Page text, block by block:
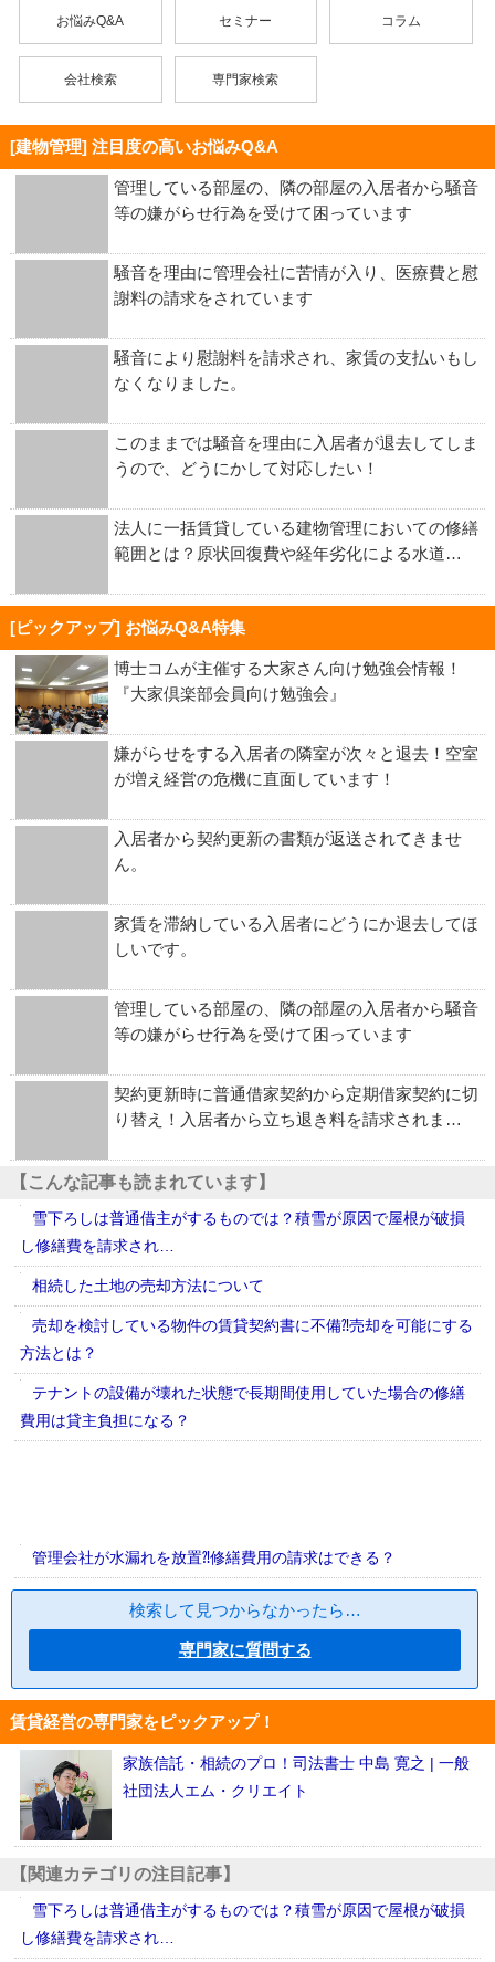
お悩みQ&A セミナー コラム
会社検索 専門家検索
[建物管理] 注目度の高いお悩みQ&A
管理している部屋の、隣の部屋の入居者から騒音
等の嫌がらせ行為を受けて困っています
騒音を理由に管理会社に苦情が入り、医療費と慰
謝料の請求をされています
騒音により慰謝料を請求され、家賃の支払いもし
なくなりました。
このままでは騒音を理由に入居者が退去してしま
うので、どうにかして対応したい！
法人に一括賃貸している建物管理においての修繕
範囲とは？原状回復費や経年劣化による水道…
[ピックアップ] お悩みQ&A特集
博士コムが主催する大家さん向け勉強会情報！
『大家倶楽部会員向け勉強会』
嫌がらせをする入居者の隣室が次々と退去！空室
が増え経営の危機に直面しています！
入居者から契約更新の書類が返送されてきませ
ん。
家賃を滞納している入居者にどうにか退去してほ
しいです。
管理している部屋の、隣の部屋の入居者から騒音
等の嫌がらせ行為を受けて困っています
契約更新時に普通借家契約から定期借家契約に切
り替え！入居者から立ち退き料を請求されま…
【こんな記事も読まれています】
雪下ろしは普通借主がするものでは？積雪が原因で屋根が破損
し修繕費を請求され…
相続した土地の売却方法について
売却を検討している物件の賃貸契約書に不備⁈売却を可能にする
方法とは？
テナントの設備が壊れた状態で長期間使用していた場合の修繕
費用は貸主負担になる？
管理会社が水漏れを放置⁈修繕費用の請求はできる？
検索して見つからなかったら…
専門家に質問する
賃貸経営の専門家をピックアップ！
家族信託・相続のプロ！司法書士 中島 寛之 | 一般
社団法人エム・クリエイト
【関連カテゴリの注目記事】
雪下ろしは普通借主がするものでは？積雪が原因で屋根が破損
し修繕費を請求され…